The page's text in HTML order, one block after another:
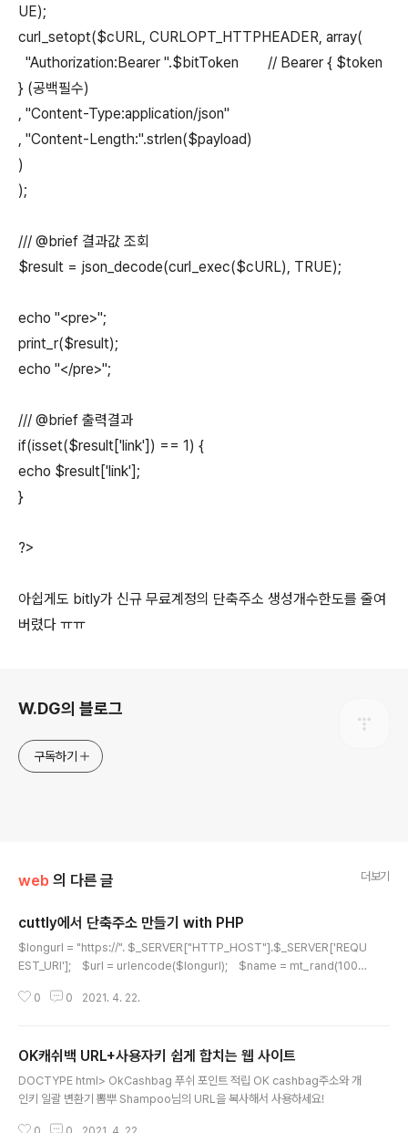
UE);
curl_setopt($cURL, CURLOPT_HTTPHEADER, array(
"Authorization:Bearer ".$bitToken // Bearer { $token
} (공백필수)
, "Content-Type:application/json"
, "Content-Length:".strlen($payload)
)
);
/// @brief 결과값 조회
$result = json_decode(curl_exec($cURL), TRUE);
echo "<pre>";
print_r($result);
echo "</pre>";
/// @brief 출력결과
if(isset($result['link']) == 1) {
echo $result['link'];
}
?>
아쉽게도 bitly가 신규 무료계정의 단축주소 생성개수한도를 줄여
버렸다 ㅠㅠ
W.DG의 블로그
구독하기
web 의 다른 글 더보기
cuttly에서 단축주소 만들기 with PHP
$longurl = "https://". $_SERVER["HTTP_HOST"].$_SERVER['REQU
EST_URI']; $url = urlencode($longurl); $name = mt_rand(1000
y='.$key.'&short='.$url.'&name=w'.$name; $json = file_get_cont
는 느..
0 0 2021. 4. 22.
OK캐쉬백 URL+사용자키 쉽게 합치는 웹 사이트
DOCTYPE html> OkCashbag 푸쉬 포인트 적립 OK cashbag주소와 개
인키 일괄 변환기 뽐뿌 Shampoo님의 URL을 복사해서 사용하세요!